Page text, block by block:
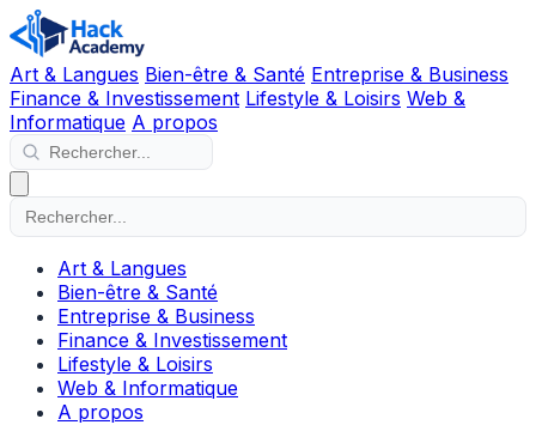
Art & Langues Bien-être & Santé Entreprise & Business
Finance & Investissement Lifestyle & Loisirs Web &
Informatique A propos
Art & Langues
Bien-être & Santé
Entreprise & Business
Finance & Investissement
Lifestyle & Loisirs
Web & Informatique
A propos